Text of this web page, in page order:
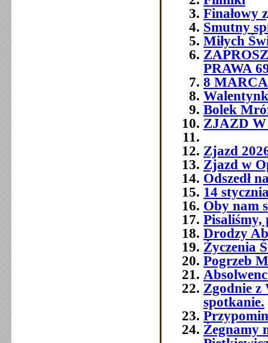
Finałowy
Smutny
Miłych
PRAWA
8
Bolek
ZJAZD W
Zjazd
Zjazd w
Odszedł
14
Oby nam
Pisaliśmy,
Drodzy
Życzenia
Pogrzeb
Zgodnie z
spotkanie.
Żegnamy